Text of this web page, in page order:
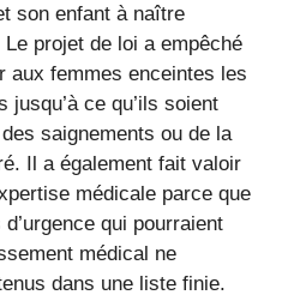
son enfant à naître
projet de loi a empêché
aux femmes enceintes les
ce qu’ils soient
saignements ou de la
Il a également fait valoir
médicale parce que
qui pourraient
médical ne
dans une liste finie.